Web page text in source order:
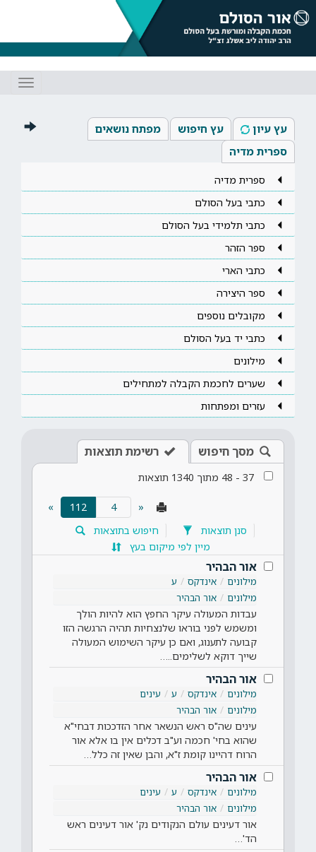
עץ עיון עץ חיפוש
מפתח נושאים
ספרית מדיה
ספרית מדיה
כתבי בעל הסולם
כתבי תלמידי בעל הסולם
ספר הזהר
כתבי הארי
ספר היצירה
מקובלים נוספים
כתבי יד בעל הסולם
מילונים
שערים לחכמת הקבלה למתחילים
עזרים ומפתחות
מסך חיפוש רשימת תוצאות
37
-
48 מתוך 1340 תוצאות
«
112
»
סנן תוצאות
חיפוש בתוצאות
מיין לפי מיקום בעץ
אור הבהיר
מילונים אינדקס
ע
מילונים
אור הבהיר
עבדות המעולה עיקר החפץ הוא להיות הולך
ומשמש לפני בוראו שלנצחיות תהיה הרגשה הזו
קבועה לתענוג, ואם כן עיקר השימוש המעולה
שייך דוקא לשלימים..…
אור הבהיר
מילונים אינדקס ע
עינים
מילונים
אור הבהיר
עינים שה"ס ראש הנשאר אחר הזדככות דבחי"א
שהוא בחי' חכמה וע"ב דכלים אין בו אלא אור
הרוח דהיינו קומת ז"א, והבן שאין זה כלל…
אור הבהיר
מילונים אינדקס ע
עינים
מילונים
אור הבהיר
אור דעינים עולם הנקודים נק' אור דעינים ראש
הד'…